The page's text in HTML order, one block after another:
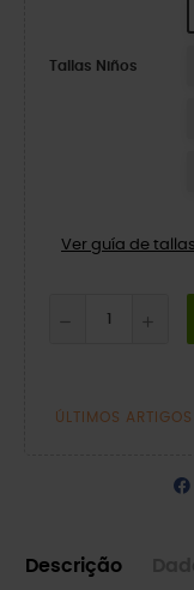
Tallas Niños
Ver guía de tallas
ÚLTIMOS
Descrição